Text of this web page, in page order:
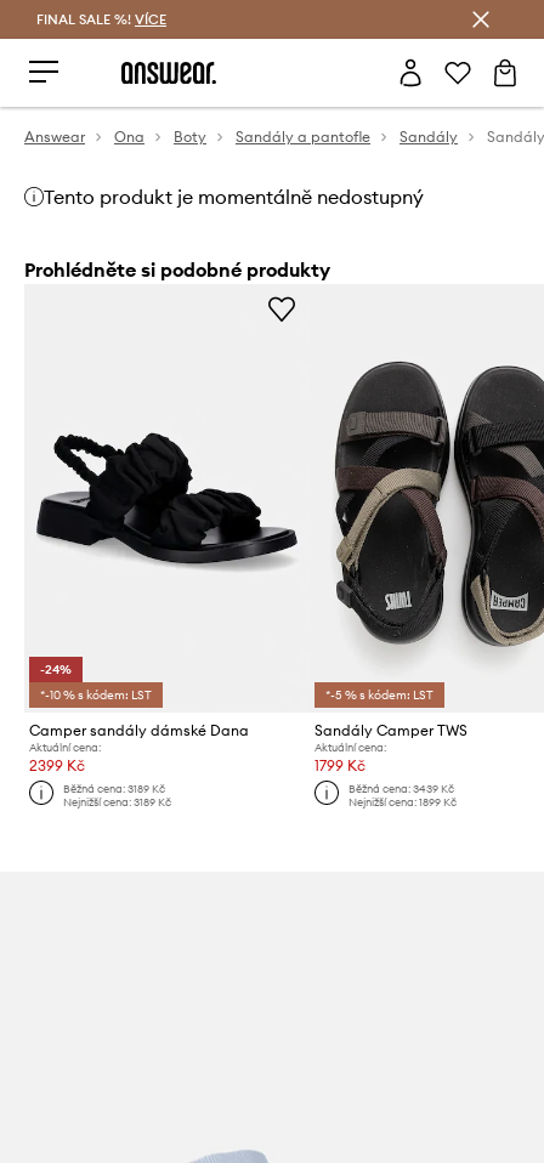
FINAL SALE %! VÍCE
Answear Ona Boty Sandály a pantofle Sandály
Tento produkt je momentálně nedostupný
Prohlédněte si podobné produkty
-24%
*-10 % s kódem: LST
Camper sandály dámské Dana
Aktuální cena:
2399 Kč
Běžná cena:3189 Kč
Nejnižší cena:3189 Kč
*-5 % s kódem: LST
Sandály Camper TWS
Aktuální cena:
1799 Kč
Běžná cena: 3439 Kč
Nejnižší cena: 1899 Kč